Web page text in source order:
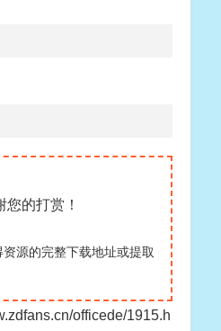
的打赏！
源的完整下载地址或提取
officede/1915.h